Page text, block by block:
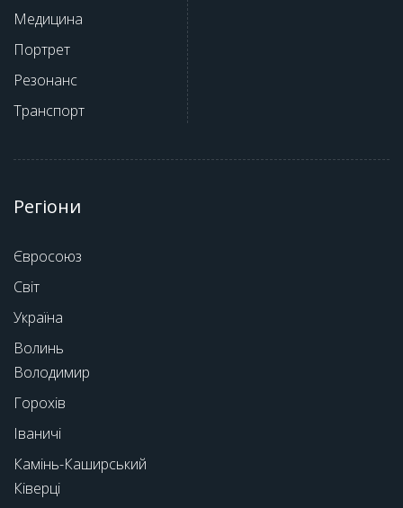
Медицина
Портрет
Резонанс
Транспорт
Регіони
Євросоюз
Світ
Україна
Волинь
Володимир
Горохів
Іваничі
Камінь-Каширський
Ківерці